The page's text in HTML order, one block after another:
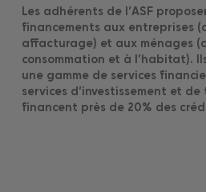
Les adhérents de l’ASF
financements aux entreprises
affacturage) et aux ménages
consommation et à l’habitat).
une gamme de services
services d’investissement et
financent près de 20% des